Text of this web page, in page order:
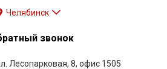
Челябинск
звонок
Лесопарковая, 8, офис 1505